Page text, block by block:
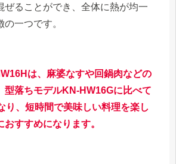
ぜることができ、全体に熱が均一
一つです。
は、麻婆なすや回鍋肉などの
型落ちモデルKN-HW16Gに比べて
り、短時間で美味しい料理を楽し
すすめになります。